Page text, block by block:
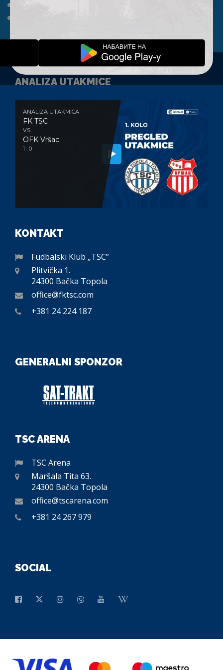
ANALIZA UTAKMICE
ANALIZA UTAKMICA
FK TSC
VS
OFK Vršac
1 : 0
KONTAKT
Fudbalski Klub „TSC”
Plitvička 1.
24300 Bačka Topola
office@fktsc.com
+381 24 224 187
GENERALNI SPONZOR
TSC ARENA
TSC Arena
Maršala Tita 63.
24300 Bačka Topola
office@tscarena.com
+381 24 267 979
SOCIAL